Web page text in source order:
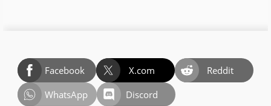
Facebook X.com
Reddit
WhatsApp
Discord